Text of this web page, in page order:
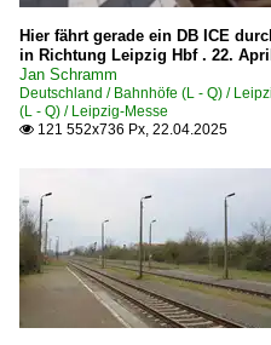
Hier fährt gerade ein DB ICE
in Richtung Leipzig Hbf . 22.
Jan Schramm
Deutschland / Bahnhöfe (L - Q) /
(L - Q) / Leipzig-Messe
 121 552x736 Px, 22.04.2025